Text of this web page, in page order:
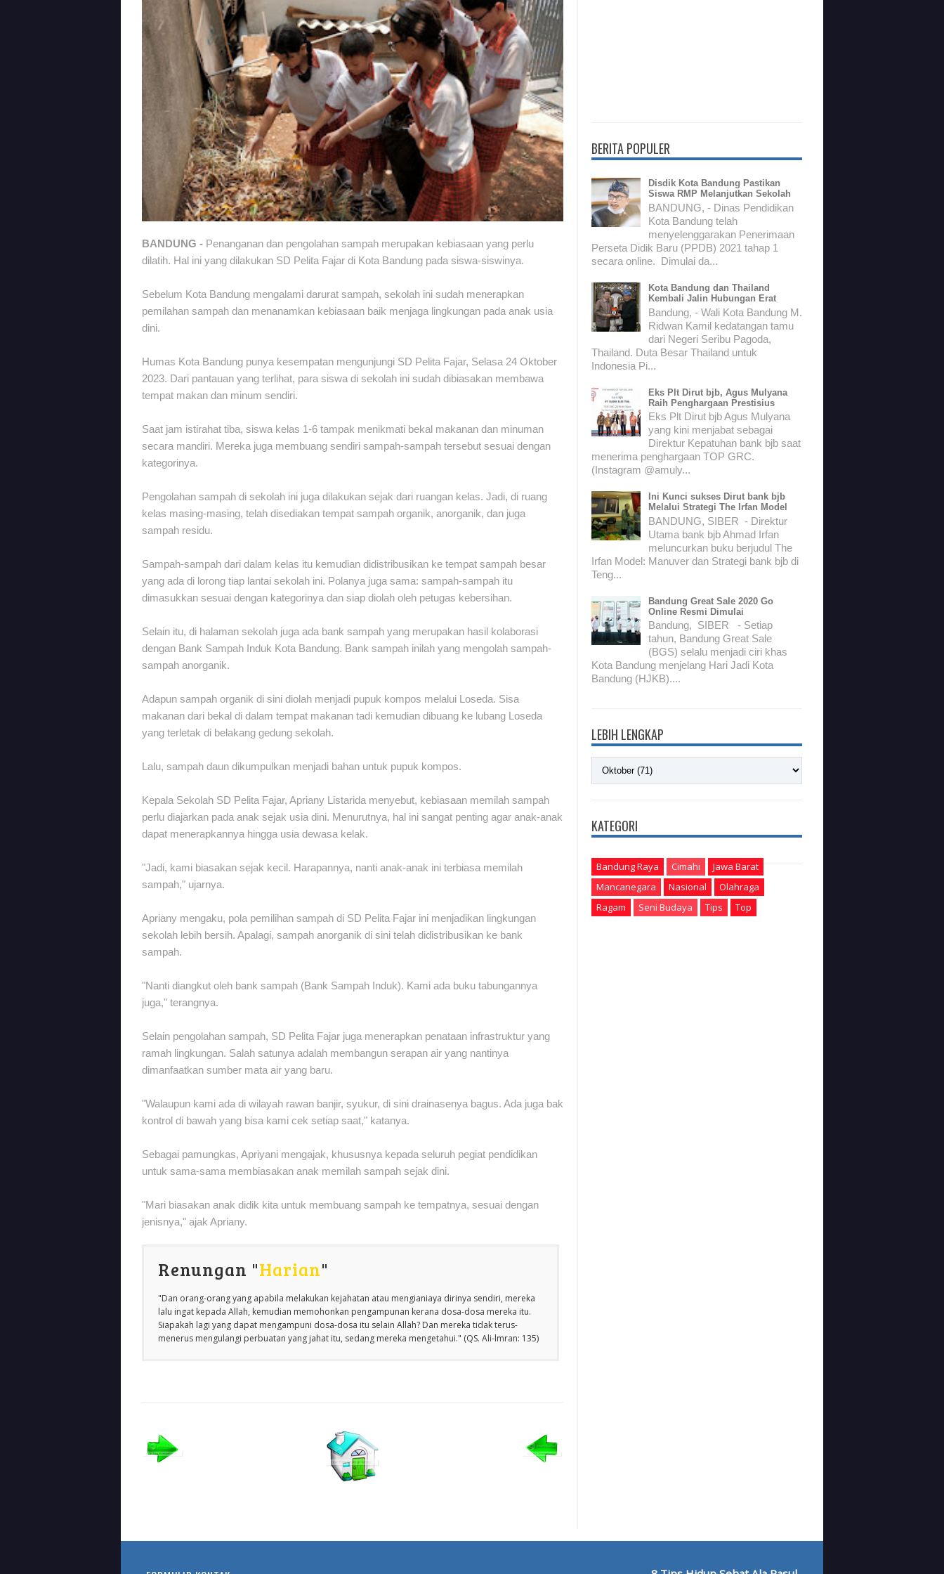
BANDUNG - Penanganan dan pengolahan sampah merupakan kebiasaan yang perlu
dilatih. Hal ini yang dilakukan SD Pelita Fajar di Kota Bandung pada siswa-siswinya.
Sebelum Kota Bandung mengalami darurat sampah, sekolah ini sudah menerapkan
pemilahan sampah dan menanamkan kebiasaan baik menjaga lingkungan pada anak usia
dini.
Humas Kota Bandung punya kesempatan mengunjungi SD Pelita Fajar, Selasa 24 Oktober
2023. Dari pantauan yang terlihat, para siswa di sekolah ini sudah dibiasakan membawa
tempat makan dan minum sendiri.
Saat jam istirahat tiba, siswa kelas 1-6 tampak menikmati bekal makanan dan minuman
secara mandiri. Mereka juga membuang sendiri sampah-sampah tersebut sesuai dengan
kategorinya.
Pengolahan sampah di sekolah ini juga dilakukan sejak dari ruangan kelas. Jadi, di ruang
kelas masing-masing, telah disediakan tempat sampah organik, anorganik, dan juga
sampah residu.
Sampah-sampah dari dalam kelas itu kemudian didistribusikan ke tempat sampah besar
yang ada di lorong tiap lantai sekolah ini. Polanya juga sama: sampah-sampah itu
dimasukkan sesuai dengan kategorinya dan siap diolah oleh petugas kebersihan.
Selain itu, di halaman sekolah juga ada bank sampah yang merupakan hasil kolaborasi
dengan Bank Sampah Induk Kota Bandung. Bank sampah inilah yang mengolah sampah-
sampah anorganik.
Adapun sampah organik di sini diolah menjadi pupuk kompos melalui Loseda. Sisa
makanan dari bekal di dalam tempat makanan tadi kemudian dibuang ke lubang Loseda
yang terletak di belakang gedung sekolah.
Lalu, sampah daun dikumpulkan menjadi bahan untuk pupuk kompos.
Kepala Sekolah SD Pelita Fajar, Apriany Listarida menyebut, kebiasaan memilah sampah
perlu diajarkan pada anak sejak usia dini. Menurutnya, hal ini sangat penting agar anak-anak
dapat menerapkannya hingga usia dewasa kelak.
"Jadi, kami biasakan sejak kecil. Harapannya, nanti anak-anak ini terbiasa memilah
sampah," ujarnya.
Apriany mengaku, pola pemilihan sampah di SD Pelita Fajar ini menjadikan lingkungan
sekolah lebih bersih. Apalagi, sampah anorganik di sini telah didistribusikan ke bank
sampah.
"Nanti diangkut oleh bank sampah (Bank Sampah Induk). Kami ada buku tabungannya
juga," terangnya.
Selain pengolahan sampah, SD Pelita Fajar juga menerapkan penataan infrastruktur yang
ramah lingkungan. Salah satunya adalah membangun serapan air yang nantinya
dimanfaatkan sumber mata air yang baru.
"Walaupun kami ada di wilayah rawan banjir, syukur, di sini drainasenya bagus. Ada juga bak
kontrol di bawah yang bisa kami cek setiap saat," katanya.
Sebagai pamungkas, Apriyani mengajak, khususnya kepada seluruh pegiat pendidikan
untuk sama-sama membiasakan anak memilah sampah sejak dini.
"Mari biasakan anak didik kita untuk membuang sampah ke tempatnya, sesuai dengan
jenisnya," ajak Apriany.
Renungan "Harian"
"Dan orang-orang yang apabila melakukan kejahatan atau mengianiaya dirinya sendiri, mereka
lalu ingat kepada Allah, kemudian memohonkan pengampunan kerana dosa-dosa mereka itu.
Siapakah lagi yang dapat mengampuni dosa-dosa itu selain Allah? Dan mereka tidak terus-
menerus mengulangi perbuatan yang jahat itu, sedang mereka mengetahui." (QS. Ali-lmran: 135)
BERITA POPULER
Disdik Kota Bandung Pastikan
Siswa RMP Melanjutkan Sekolah
BANDUNG, - Dinas Pendidikan
Kota Bandung telah
menyelenggarakan Penerimaan
Perseta Didik Baru (PPDB) 2021 tahap 1
secara online. Dimulai da...
Kota Bandung dan Thailand
Kembali Jalin Hubungan Erat
Bandung, - Wali Kota Bandung M.
Ridwan Kamil kedatangan tamu
dari Negeri Seribu Pagoda,
Thailand. Duta Besar Thailand untuk
Indonesia Pi...
Eks Plt Dirut bjb, Agus Mulyana
Raih Penghargaan Prestisius
Eks Plt Dirut bjb Agus Mulyana
yang kini menjabat sebagai
Direktur Kepatuhan bank bjb saat
menerima penghargaan TOP GRC.
(Instagram @amuly...
Ini Kunci sukses Dirut bank bjb
Melalui Strategi The Irfan Model
BANDUNG, SIBER - Direktur
Utama bank bjb Ahmad Irfan
meluncurkan buku berjudul The
Irfan Model: Manuver dan Strategi bank bjb di
Teng...
Bandung Great Sale 2020 Go
Online Resmi Dimulai
Bandung, SIBER - Setiap
tahun, Bandung Great Sale
(BGS) selalu menjadi ciri khas
Kota Bandung menjelang Hari Jadi Kota
Bandung (HJKB)....
LEBIH LENGKAP
KATEGORI
Bandung Raya Cimahi
Jawa Barat
Mancanegara
Nasional
Olahraga
Ragam
Seni Budaya Tips Top